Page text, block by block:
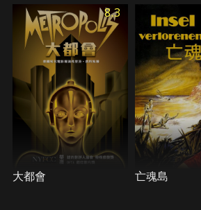
8.3
大都會 亡魂島